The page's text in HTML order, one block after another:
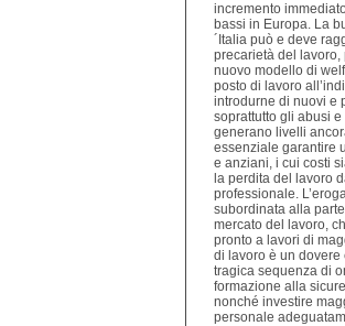
incremento
bassi in Europa. La
´Italia può e deve
precarietà del
nuovo modello di
posto di lavoro
introdurne di nuovi e
soprattutto gli abusi
generano livelli
essenziale garantire
e anziani, i cui costi
la perdita del lavoro
professionale.
subordinata alla
mercato del lavoro,
pronto a lavori di
di lavoro è un
tragica sequenza di
formazione alla
nonché investire
personale